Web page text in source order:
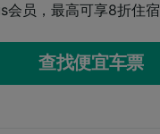
会员，最高可享8折住宿
查找便宜车票